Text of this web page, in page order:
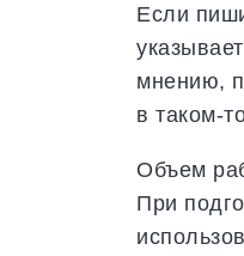
Если
мнению,
в таком-
Объем
При